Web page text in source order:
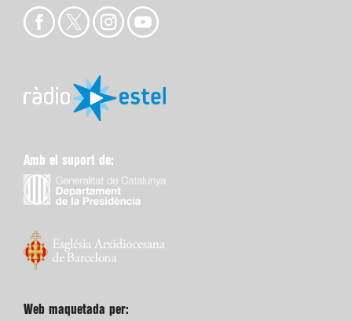
Amb el suport de:
Web maquetada per: